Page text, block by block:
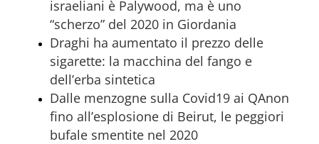
israeliani è Palywood, ma è uno
“scherzo” del 2020 in Giordania
Draghi ha aumentato il prezzo delle
sigarette: la macchina del fango e
dell’erba sintetica
Dalle menzogne sulla Covid19 ai QAnon
fino all’esplosione di Beirut, le peggiori
bufale smentite nel 2020